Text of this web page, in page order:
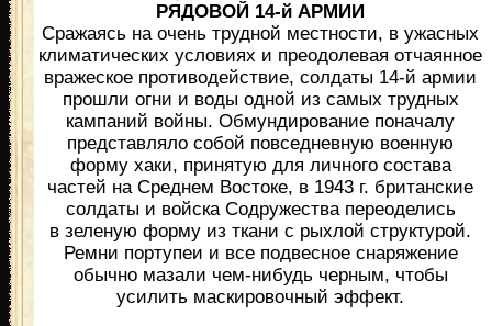
РЯДОВОЙ 14-й АРМИИ
Сражаясь на очень трудной местности, в ужасных
климатических условиях и преодолевая отчаянное
вражеское противодействие, солдаты 14-й армии
прошли огни и воды одной из самых трудных
кампаний войны. Обмундирование поначалу
представляло собой повседневную военную
форму хаки, принятую для личного состава
частей на Среднем Востоке, в 1943 г. британские
солдаты и войска Содружества переоделись
в зеленую форму из ткани с рыхлой структурой.
Ремни портупеи и все подвесное снаряжение
обычно мазали чем-нибудь черным, чтобы
усилить маскировочный эффект.